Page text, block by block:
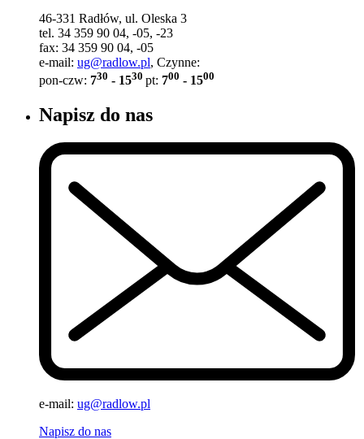
46-331 Radłów, ul. Oleska 3
tel. 34 359 90 04, -05, -23
fax: 34 359 90 04, -05
e-mail: ug@radlow.pl, Czynne:
pon-czw: 730 - 1530 pt: 700 - 1500
Napisz do nas
e-mail: ug@radlow.pl
Napisz do nas